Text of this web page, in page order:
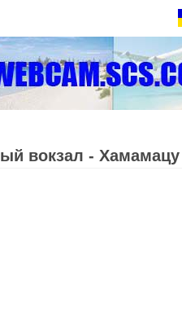
вокзал - Хамамацу